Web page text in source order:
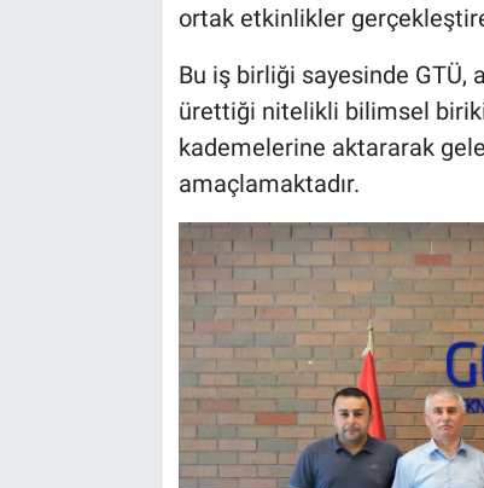
ortak etkinlikler
Bu iş birliği sayesinde GTÜ,
ürettiği nitelikli bilimsel
kademelerine aktararak
amaçlamaktadır.